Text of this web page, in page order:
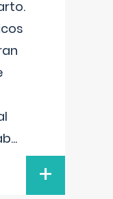
...
+